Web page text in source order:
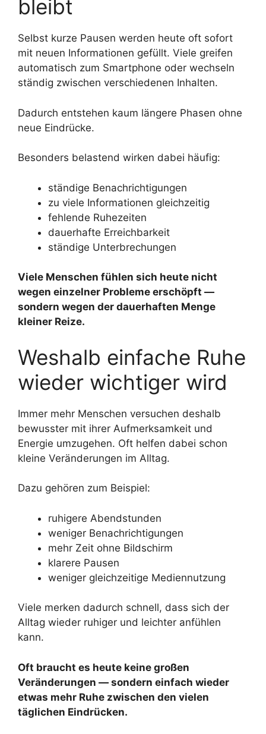
bleibt
Selbst kurze Pausen werden heute oft sofort
mit neuen Informationen gefüllt. Viele greifen
automatisch zum Smartphone oder wechseln
ständig zwischen verschiedenen Inhalten.
Dadurch entstehen kaum längere Phasen ohne
neue Eindrücke.
Besonders belastend wirken dabei häufig:
ständige Benachrichtigungen
zu viele Informationen gleichzeitig
fehlende Ruhezeiten
dauerhafte Erreichbarkeit
ständige Unterbrechungen
Viele Menschen fühlen sich heute nicht
wegen einzelner Probleme erschöpft —
sondern wegen der dauerhaften Menge
kleiner Reize.
Weshalb einfache Ruhe
wieder wichtiger wird
Immer mehr Menschen versuchen deshalb
bewusster mit ihrer Aufmerksamkeit und
Energie umzugehen. Oft helfen dabei schon
kleine Veränderungen im Alltag.
Dazu gehören zum Beispiel:
ruhigere Abendstunden
weniger Benachrichtigungen
mehr Zeit ohne Bildschirm
klarere Pausen
weniger gleichzeitige Mediennutzung
Viele merken dadurch schnell, dass sich der
Alltag wieder ruhiger und leichter anfühlen
kann.
Oft braucht es heute keine großen
Veränderungen — sondern einfach wieder
etwas mehr Ruhe zwischen den vielen
täglichen Eindrücken.